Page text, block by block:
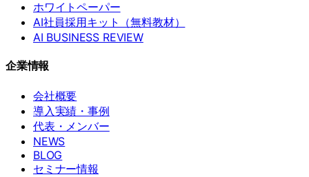
ホワイトペーパー
AI社員採用キット（無料教材）
AI BUSINESS REVIEW
企業情報
会社概要
導入実績・事例
代表・メンバー
NEWS
BLOG
セミナー情報